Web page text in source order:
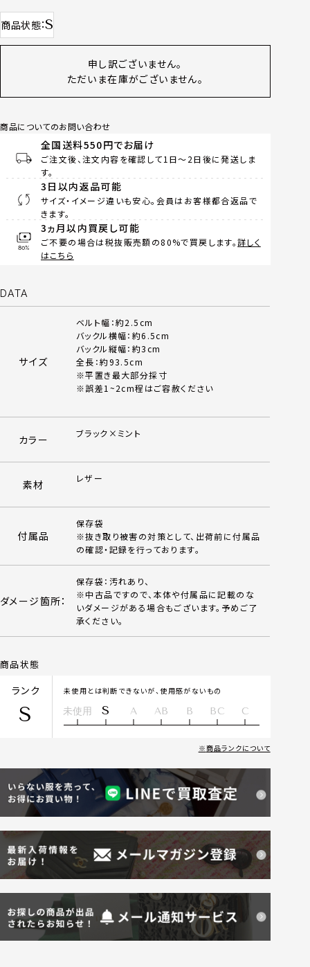
商品状態 S
申し訳ございません。
ただいま在庫がございません。
商品についてのお問い合わせ
全国送料550円でお届け
ご注文後、注文内容を確認して1日～2日後に発送しま
す。
3日以内返品可能
サイズ・イメージ違いも安心。会員はお客様都合返品で
きます。
3ヵ月以内買戻し可能
ご不要の場合は税抜販売額の80%で買戻します。詳しく
はこちら
DATA
サイズ
ベルト幅：約2.5cm
バックル横幅：約6.5cm
バックル縦幅：約3cm
全長：約93.5cm
※平置き最大部分採寸
※誤差1~2cm程はご容赦ください
カラー ブラック×ミント
素材 レザー
付属品
保存袋
※抜き取り被害の対策として、出荷前に付属品
の確認・記録を行っております。
ダメージ箇所：
保存袋：汚れあり、
※中古品ですので、本体や付属品に記載のな
いダメージがある場合もございます。予めご了
承ください。
商品状態
ランク
S
未使用とは判断できないが、使用感がないもの
未使用 S A AB B BC C
商品ランクについて